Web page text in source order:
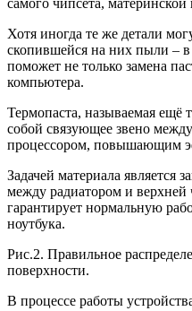
самого чипсета,
Хотя иногда те же детали
скопившейся на них пыли –
поможет не только замена
компьютера.
Термопаста, называемая ещё
собой связующее звено
процессором, повышающим
Задачей материала является
между радиатором и верхней
гарантирует нормальную
ноутбука.
Рис.2. Правильное
поверхности.
В процессе работы